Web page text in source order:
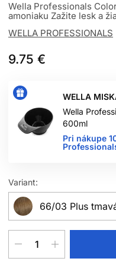
Wella Professionals
amoniaku Zažite lesk a
WELLA PROFESSIONALS
9.75 €
WELLA
Wella
600ml
Pri nákupe
Variant:
66/03 Plus